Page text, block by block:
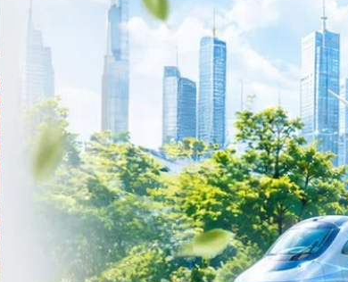
เนื่องในโอกาสครบรอบ 6 ปี สำนักข่าว TODAY จัดงาน SUSTAIN
เปลี่ยนมุมมองเกี่ยวกับการเปลี่ยนผ่านสู่เศรษฐกิจและสังคมสีเขีย
ประยุกต์ใช้ได้จริง จากผู้แทนภาครัฐ ภาคธุรกิจ และผู้เชี่ยวชาญใน
ประเทศไทยควรปรับตัวอย่างไร ? เพื่อเดินหน้าสู่ความยั่งยืนและบร
ทั้งในมิติของภาครัฐ ภาคธุรกิจ การเงิน และพลังงาน Green
เศรษฐกิจ ปรับห่วงโซ่คุณค่า และเชื่อมโยงนโยบายกับเทคโนโลยี
โดย ศาสตราจารย์ ดร. ยศชนัน วงศ์สวัสดิ์รองนายกรัฐมนตรีและรัฐ
วิทยาศาสตร์ วิจัยและนวัตกรรม Green Transitioning:
สามารถนำ Green Tech มาใช้เพื่อลดการปล่อยคาร์บอน และเดิ
วรรธน์ นิลกิจศรานนท์ รองประธานกรรมการบริหาร ฝ่ายวิศวกรรม
รัตนาภรณ์ ศรีนวลจันทร์ | 1 days ago
Read More
Game Life